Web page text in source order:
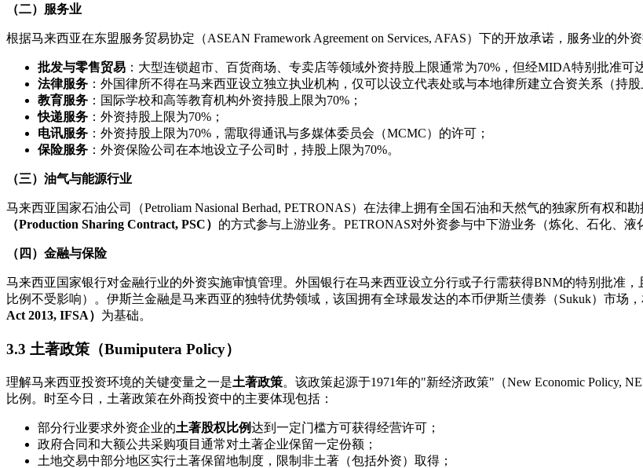
（二）服务业
根据马来西亚在东盟服务贸易协定（ASEAN Framework Agreement on Services, AFAS）下的开放承诺，服务业的外
批发与零售贸易 ：大型连锁超市、百货商场、专卖店等领域外资持股上限通常为70%，但经MIDA特别批准可达
法律服务 ：外国律所不得在马来西亚设立独立执业机构，仅可以设立代表处或与本地律所建立合资关系（持股
教育服务 ：国际学校和高等教育机构外资持股上限为70%；
快递服务 ：外资持股上限为70%；
电讯服务 ：外资持股上限为70%，需取得通讯与多媒体委员会（MCMC）的许可；
保险服务 ：外资保险公司在本地设立子公司时，持股上限为70%。
（三）油气与能源行业
马来西亚国家石油公司（Petroliam Nasional Berhad, PETRONAS）在法律上拥有全国石油和天然气的独家所有权和
（Production Sharing Contract, PSC） 的方式参与上游业务。PETRONAS对外资参与中下游业务（炼化、石化、
（四）金融与保险
马来西亚国家银行对金融行业的外资实施审慎管理。外国银行在马来西亚设立分行或子行需获得BNM的特别批准
比例不受影响）。伊斯兰金融是马来西亚的独特优势领域，该国拥有全球最发达的本币伊斯兰债券（Sukuk）市场
Act 2013, IFSA） 为基础。
3.3 土著政策（Bumiputera Policy）
理解马来西亚投资环境的关键变量之一是土著政策。该政策起源于1971年的"新经济政策"（New Economic Policy,
比例。时至今日，土著政策在外商投资中的主要体现包括：
部分行业要求外资企业的土著股权比例达到一定门槛方可获得经营许可；
政府合同和大额公共采购项目通常对土著企业保留一定份额；
土地交易中部分地区实行土著保留地制度，限制非土著（包括外资）取得；